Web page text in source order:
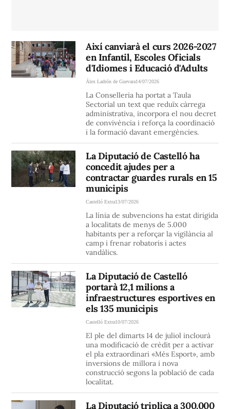
Així canviarà el curs 2026-2027
en Infantil, Escoles Oficials
d'Idiomes i Educació d'Adults
Álex Ladrón de Guevara14/07/2026
La Conselleria ha portat a Taula
Sectorial un text que reduïx càrrega
administrativa, incorpora el nou decret
de convivència i reforça la coordinació
i la formació davant emergències.
La Diputació de Castelló ha
concedit ajudes per a
contractar guardes rurals en 15
municipis
Castelló Extra13/07/2026
La línia de subvencions ha estat dirigida
a localitats de menys de 5.000
habitants per a reforçar la vigilància al
camp i frenar robatoris i actes
vandàlics.
La Diputació de Castelló
portarà 12,1 milions a
infraestructures esportives en
els 135 municipis
Castelló Extra10/07/2026
El ple del dimarts 14 de juliol inclourà
una modificació de crèdit per a activar
el pla extraordinari «Més Esport», amb
inversions de millora i nova
construcció segons la població de cada
localitat.
La Diputació triplica a 300.000